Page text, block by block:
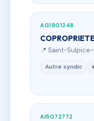
AG1901248
📍 Saint-
Autre syndic
AI5072772